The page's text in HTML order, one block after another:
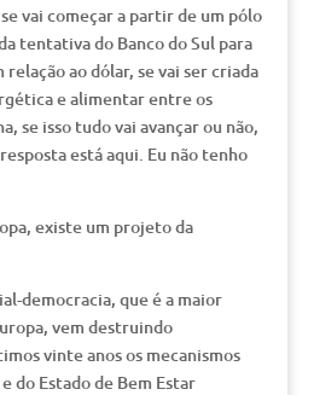
vai começar a partir de um pólo
tentativa do Banco do Sul para
ao dólar, se vai ser criada
e alimentar entre os
se isso tudo vai avançar ou não,
está aqui. Eu não tenho
existe um projeto da
democracia, que é a maior
vem destruindo
vinte anos os mecanismos
do Estado de Bem Estar